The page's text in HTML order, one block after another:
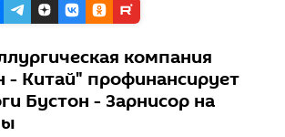
компания
- Китай" профинансирует
Бустон - Зарнисор на